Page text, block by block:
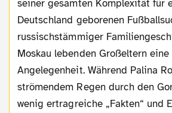
seiner gesamten Komplexität für
Deutschland geborenen
russischstämmiger
Moskau lebenden Großeltern
Angelegenheit. Während Palina
strömendem Regen durch den
wenig ertragreiche „Fakten“ und